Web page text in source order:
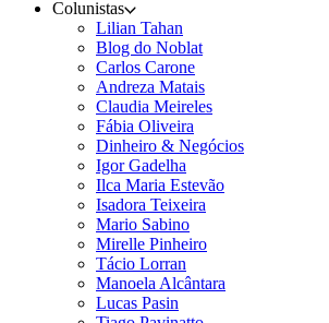
Colunistas
Lilian Tahan
Blog do Noblat
Carlos Carone
Andreza Matais
Claudia Meireles
Fábia Oliveira
Dinheiro & Negócios
Igor Gadelha
Ilca Maria Estevão
Isadora Teixeira
Mario Sabino
Mirelle Pinheiro
Tácio Lorran
Manoela Alcântara
Lucas Pasin